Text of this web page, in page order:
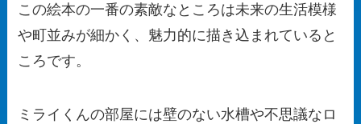
この絵本の一番の素敵なところは未来の生活模様
や町並みが細かく、魅力的に描き込まれていると
ころです。
ミライくんの部屋には壁のない水槽や不思議なロ